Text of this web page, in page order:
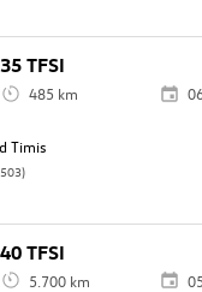
TFSI
485 km
Timis
TFSI
5.700 km